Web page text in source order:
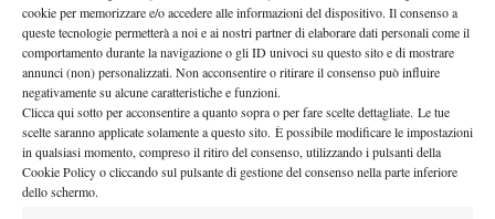
cookie per memorizzare e/o accedere alle informazioni del dispositivo. Il consenso a
queste tecnologie permetterà a noi e ai nostri partner di elaborare dati personali come il
comportamento durante la navigazione o gli ID univoci su questo sito e di mostrare
annunci (non) personalizzati. Non acconsentire o ritirare il consenso può influire
negativamente su alcune caratteristiche e funzioni.
Clicca qui sotto per acconsentire a quanto sopra o per fare scelte dettagliate. Le tue
scelte saranno applicate solamente a questo sito. È possibile modificare le impostazioni
in qualsiasi momento, compreso il ritiro del consenso, utilizzando i pulsanti della
Cookie Policy o cliccando sul pulsante di gestione del consenso nella parte inferiore
dello schermo.